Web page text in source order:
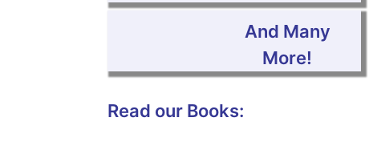
And Many
More!
Read our Books: